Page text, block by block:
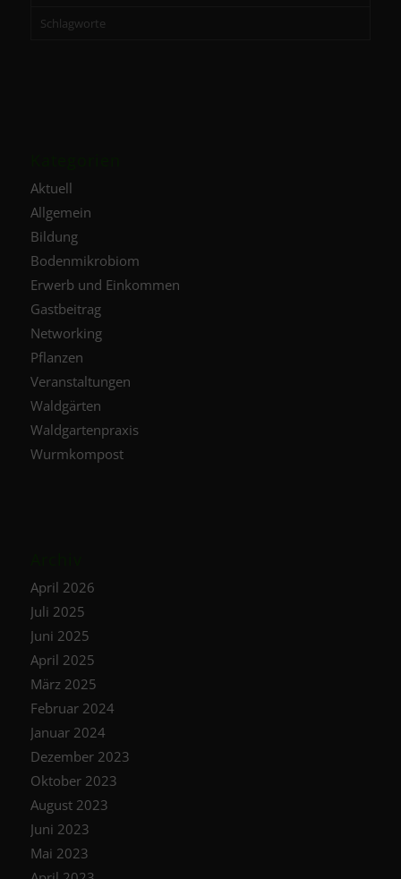
Schlagworte
Aktuell
Allgemein
Bildung
Bodenmikrobiom
Erwerb und Einkommen
Gastbeitrag
Networking
Pflanzen
Veranstaltungen
Waldgärten
Waldgartenpraxis
Wurmkompost
April 2026
Juli 2025
Juni 2025
April 2025
März 2025
Februar 2024
Januar 2024
Dezember 2023
Oktober 2023
August 2023
Juni 2023
Mai 2023